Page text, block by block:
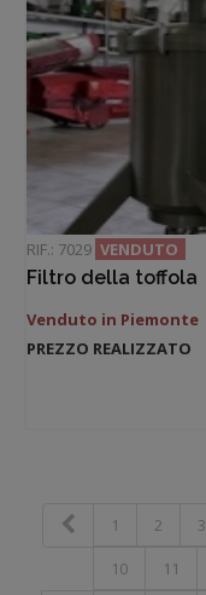
RIF.: 7029 VENDUTO
Filtro della toffola
Venduto in Piemonte
PREZZO REALIZZATO
1 2 3
10
11